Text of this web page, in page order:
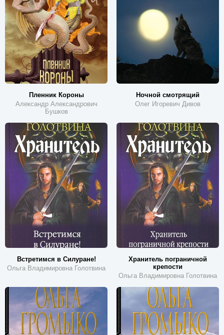
Пленник Короны
Александр Александрович
Бушков
Ночной смотрящий
Олег Игоревич Дивов
Встретимся в Силуране!
Ольга Владимировна Голотвина
Хранитель пограничной
крепости
Ольга Владимировна Голотвина